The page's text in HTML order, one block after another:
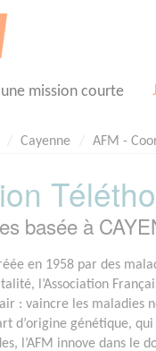
mission courte
Cayenne AFM -
basée à
en 1958 par des
l’Association
: vaincre les maladies
d’origine génétique,
l’AFM innove dans le